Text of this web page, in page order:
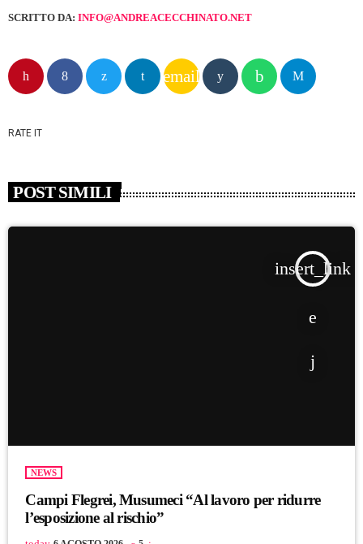
SCRITTO DA: INFO@ANDREACECCHINATO.NET
email
RATE IT
POST SIMILI
insert_link
NEWS
Campi Flegrei, Musumeci “Al lavoro per ridurre
l’esposizione al rischio”